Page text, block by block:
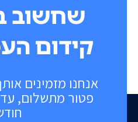
אנחנו מזמינים
שחשוב
קידום